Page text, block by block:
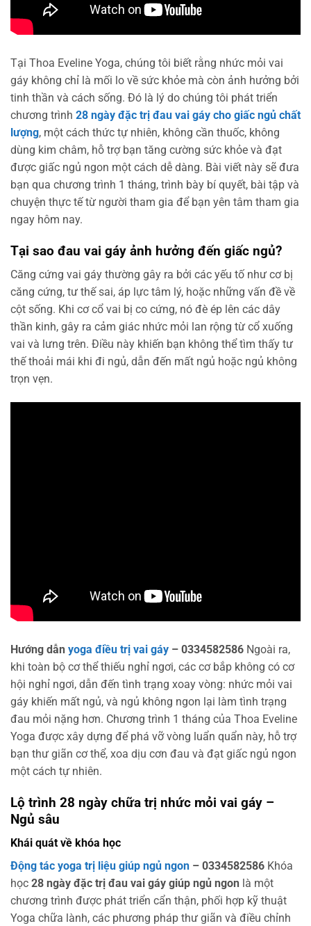
Tại Thoa Eveline Yoga, chúng tôi biết rằng nhức mỏi vai
gáy không chỉ là mối lo về sức khỏe mà còn ảnh hưởng bởi
tinh thần và cách sống. Đó là lý do chúng tôi phát triển
chương trình 28 ngày đặc trị đau vai gáy cho giấc ngủ chất
lượng, một cách thức tự nhiên, không cần thuốc, không
dùng kim châm, hỗ trợ bạn tăng cường sức khỏe và đạt
được giấc ngủ ngon một cách dễ dàng. Bài viết này sẽ đưa
bạn qua chương trình 1 tháng, trình bày bí quyết, bài tập và
chuyện thực tế từ người tham gia để bạn yên tâm tham gia
ngay hôm nay.
Tại sao đau vai gáy ảnh hưởng đến giấc ngủ?
Căng cứng vai gáy thường gây ra bởi các yếu tố như cơ bị
căng cứng, tư thế sai, áp lực tâm lý, hoặc những vấn đề về
cột sống. Khi cơ cổ vai bị co cứng, nó đè ép lên các dây
thần kinh, gây ra cảm giác nhức mỏi lan rộng từ cổ xuống
vai và lưng trên. Điều này khiến bạn không thể tìm thấy tư
thế thoải mái khi đi ngủ, dẫn đến mất ngủ hoặc ngủ không
trọn vẹn.
Hướng dẫn yoga điều trị vai gáy – 0334582586 Ngoài ra,
khi toàn bộ cơ thể thiếu nghỉ ngơi, các cơ bắp không có cơ
hội nghỉ ngơi, dẫn đến tình trạng xoay vòng: nhức mỏi vai
gáy khiến mất ngủ, và ngủ không ngon lại làm tình trạng
đau mỏi nặng hơn. Chương trình 1 tháng của Thoa Eveline
Yoga được xây dựng để phá vỡ vòng luẩn quẩn này, hỗ trợ
bạn thư giãn cơ thể, xoa dịu cơn đau và đạt giấc ngủ ngon
một cách tự nhiên.
Lộ trình 28 ngày chữa trị nhức mỏi vai gáy –
Ngủ sâu
Khái quát về khóa học
Động tác yoga trị liệu giúp ngủ ngon – 0334582586 Khóa
học 28 ngày đặc trị đau vai gáy giúp ngủ ngon là một
chương trình được phát triển cẩn thận, phối hợp kỹ thuật
Yoga chữa lành, các phương pháp thư giãn và điều chỉnh